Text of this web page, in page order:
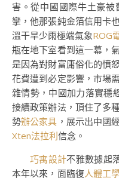
害。從中國國際牛土豪
攣，他那張純金箔信用卡
溫干旱少雨極端氣象ROG
瓶在地下室看到這一幕，
是因為對財富庸俗化的憤
花費遭到必定影響，市場
雜情勢，中國加力落實穩
接續政策辦法，頂住了多
勢辦公家具 ，展示出中國
Xten法拉利信念。
巧寓設計不雅數據起
本年以來，面臨復人體工